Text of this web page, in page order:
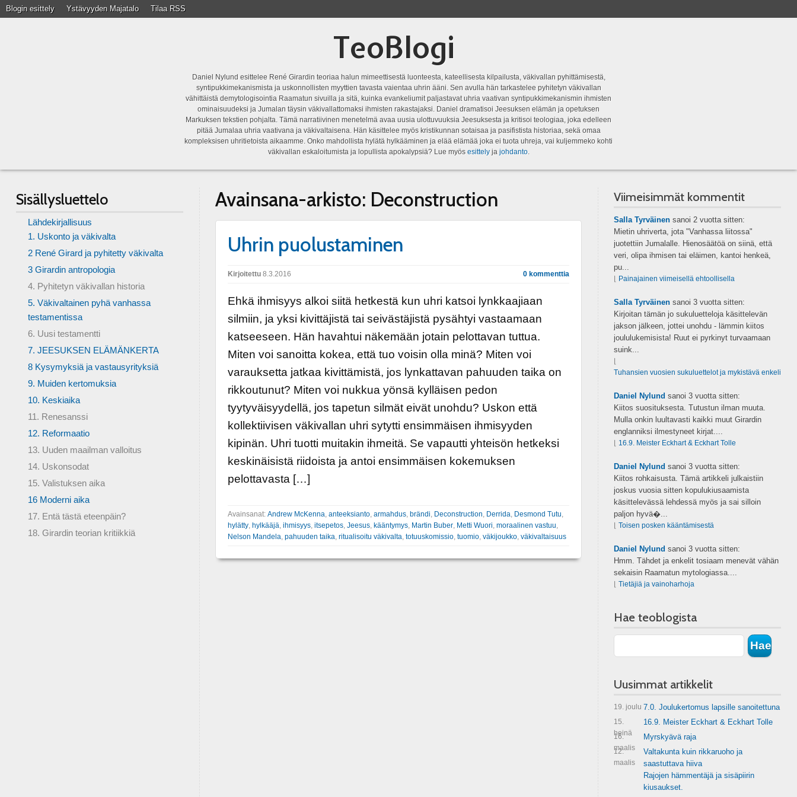
Blogin esittely Ystävyyden Majatalo Tilaa RSS
TeoBlogi
Daniel Nylund esittelee René Girardin teoriaa halun mimeettisestä luonteesta, kateellisesta kilpailusta, väkivallan pyhittämisestä,
syntipukkimekanismista ja uskonnollisten myyttien tavasta vaientaa uhrin ääni. Sen avulla hän tarkastelee pyhitetyn väkivallan
vähittäistä demytologisointia Raamatun sivuilla ja sitä, kuinka evankeliumit paljastavat uhria vaativan syntipukkimekanismin ihmisten
ominaisuudeksi ja Jumalan täysin väkivallattomaksi ihmisten rakastajaksi. Daniel dramatisoi Jeesuksen elämän ja opetuksen
Markuksen tekstien pohjalta. Tämä narratiivinen menetelmä avaa uusia ulottuvuuksia Jeesuksesta ja kritisoi teologiaa, joka edelleen
pitää Jumalaa uhria vaativana ja väkivaltaisena. Hän käsittelee myös kristikunnan sotaisaa ja pasifistista historiaa, sekä omaa
kompleksisen uhritietoista aikaamme. Onko mahdollista hylätä hylkääminen ja elää elämää joka ei tuota uhreja, vai kuljemmeko kohti
väkivallan eskaloitumista ja lopullista apokalypsiä? Lue myös esittelyja johdanto.
Avainsana-arkisto: Deconstruction
Uhrin puolustaminen
Kirjoitettu8.3.2016 0 kommenttia
Ehkä ihmisyys alkoi siitä hetkestä kun uhri katsoi lynkkaajiaan
silmiin, ja yksi kivittäjistä tai seivästäjistä pysähtyi vastaamaan
katseeseen. Hän havahtui näkemään jotain pelottavan tuttua.
Miten voi sanoitta kokea, että tuo voisin olla minä? Miten voi
varauksetta jatkaa kivittämistä, jos lynkattavan pahuuden taika on
rikkoutunut? Miten voi nukkua yönsä kylläisen pedon
tyytyväisyydellä, jos tapetun silmät eivät unohdu? Uskon että
kollektiivisen väkivallan uhri sytytti ensimmäisen ihmisyyden
kipinän. Uhri tuotti muitakin ihmeitä. Se vapautti yhteisön hetkeksi
keskinäisistä riidoista ja antoi ensimmäisen kokemuksen
pelottavasta […]
Avainsanat: Andrew McKenna anteeksianto, armahdus, brändi Deconstruction Derrida Desmond Tutu
hylätty, hylkääjä ihmisyys, itsepetos, Jeesus, kääntymys, Martin Buber, Metti Wuori moraalinen vastuu
Nelson Mandela pahuuden taika ritualisoitu väkivalta totuuskomissio, tuomio, väkijoukko, väkivaltaisuus
Sisällysluettelo
Lähdekirjallisuus
1. Uskonto ja väkivalta
2 René Girard ja pyhitetty väkivalta
3 Girardin antropologia
4. Pyhitetyn väkivallan historia
5. Väkivaltainen pyhä vanhassa
testamentissa
6. Uusi testamentti
7. JEESUKSEN ELÄMÄNKERTA
8 Kysymyksiä ja vastausyrityksiä
9. Muiden kertomuksia
10. Keskiaika
11. Renesanssi
12. Reformaatio
13. Uuden maailman valloitus
14. Uskonsodat
15. Valistuksen aika
16 Moderni aika
17. Entä tästä eteenpäin?
18. Girardin teorian kritiikkiä
Viimeisimmät kommentit
Salla Tyrväinensanoi 2 vuotta sitten:
Mietin uhriverta, jota "Vanhassa liitossa"
juotettiin Jumalalle. Hienosäätöä on siinä, että
veri, olipa ihmisen tai eläimen, kantoi henkeä,
pu...
Painajainen viimeisellä ehtoollisella
Salla Tyrväinensanoi 3 vuotta sitten:
Kirjoitan tämän jo sukuluetteloja käsittelevän
jakson jälkeen, jottei unohdu - lämmin kiitos
joululukemisista! Ruut ei pyrkinyt turvaamaan
suink...
Tuhansien vuosien sukuluettelot ja mykistävä enkeli
Daniel Nylund sanoi 3 vuotta sitten:
Kiitos suosituksesta. Tutustun ilman muuta.
Mulla onkin luultavasti kaikki muut Girardin
englanniksi ilmestyneet kirjat....
16.9. Meister Eckhart & Eckhart Tolle
Daniel Nylund sanoi 3 vuotta sitten:
Kiitos rohkaisusta. Tämä artikkeli julkaistiin
joskus vuosia sitten kopulukiusaamista
käsittelevässä lehdessä myös ja sai silloin
paljon hyvä�...
Toisen posken kääntämisestä
Daniel Nylund sanoi 3 vuotta sitten:
Hmm. Tähdet ja enkelit tosiaam menevät vähän
sekaisin Raamatun mytologiassa....
Tietäjiä ja vainoharhoja
Hae teoblogista
Uusimmat artikkelit
19. joulu 7.0. Joulukertomus lapsille sanoitettuna
15.
heinä
16.9. Meister Eckhart & Eckhart Tolle
16.
maalis
Myrskyävä raja
12.
maalis
Valtakunta kuin rikkaruoho ja
saastuttava hiiva
Rajojen hämmentäjä ja sisäpiirin
kiusaukset.